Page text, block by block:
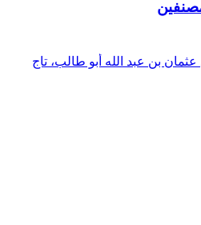
بن عبد الله أبو طالب، تاج